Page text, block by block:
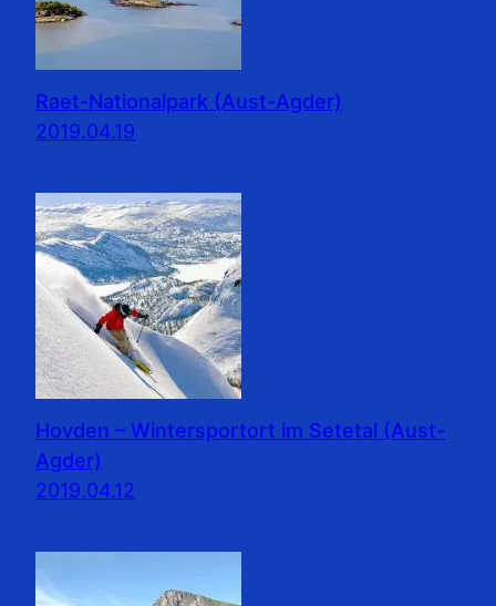
Raet-Nationalpark (Aust-Agder)
2019.04.19
Hovden – Wintersportort im Setetal (Aust-
Agder)
2019.04.12